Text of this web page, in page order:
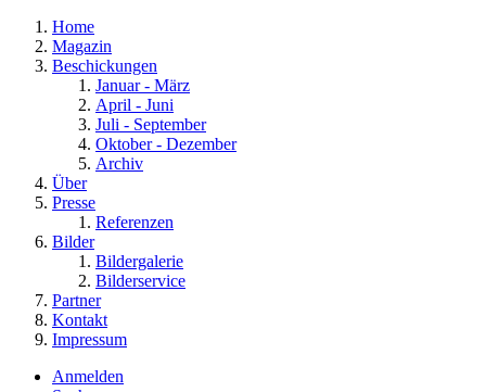
Home
Magazin
Beschickungen
Januar - März
April - Juni
Juli - September
Oktober - Dezember
Archiv
Über
Presse
Referenzen
Bilder
Bildergalerie
Bilderservice
Partner
Kontakt
Impressum
Anmelden